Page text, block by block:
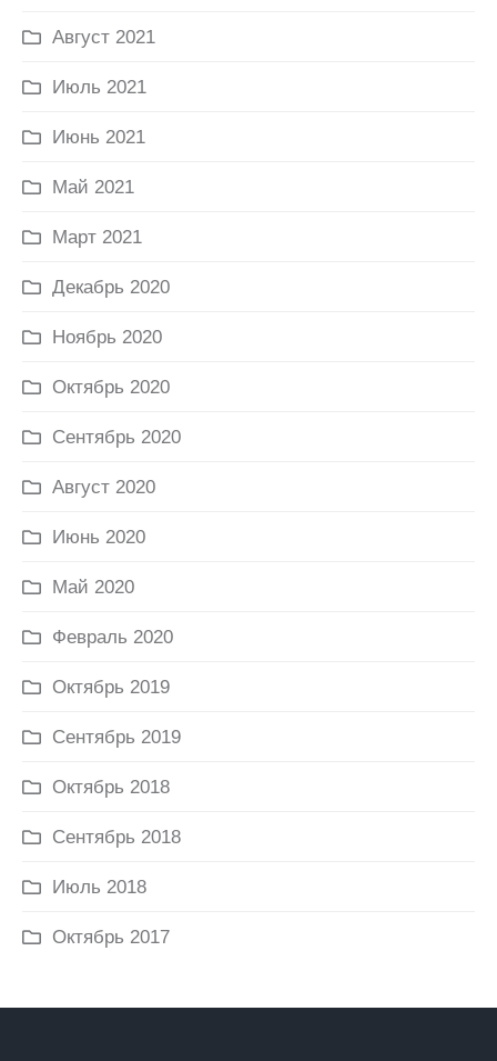
Август 2021
Июль 2021
Июнь 2021
Май 2021
Март 2021
Декабрь 2020
Ноябрь 2020
Октябрь 2020
Сентябрь 2020
Август 2020
Июнь 2020
Май 2020
Февраль 2020
Октябрь 2019
Сентябрь 2019
Октябрь 2018
Сентябрь 2018
Июль 2018
Октябрь 2017